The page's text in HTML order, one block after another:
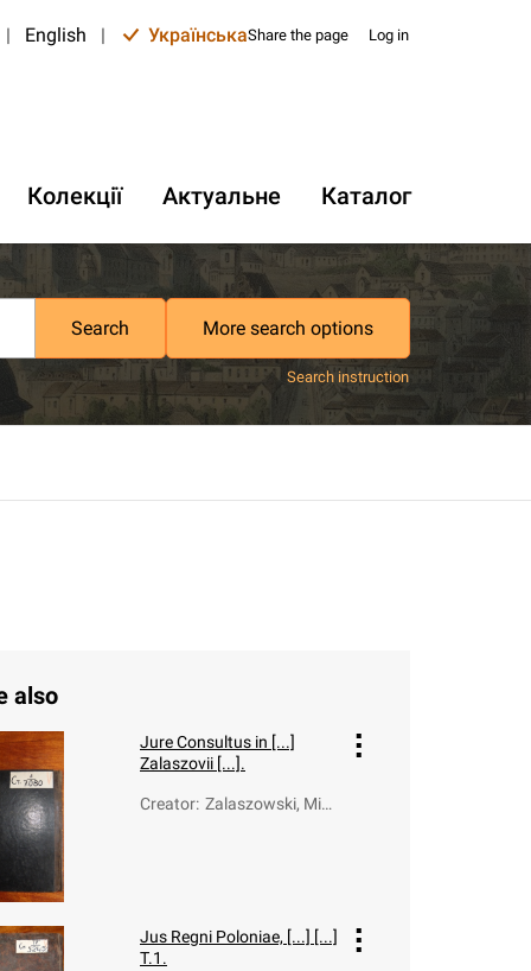
| English | УкраїнськаShare the page Log in
Колекції Актуальне Каталог
Search More search options
Search instruction
also
Jure Consultus in [...]
Zalaszovii [...].
Creator: Zalaszowski, Miko
Jus Regni Poloniae, [...] [...]
T.1.